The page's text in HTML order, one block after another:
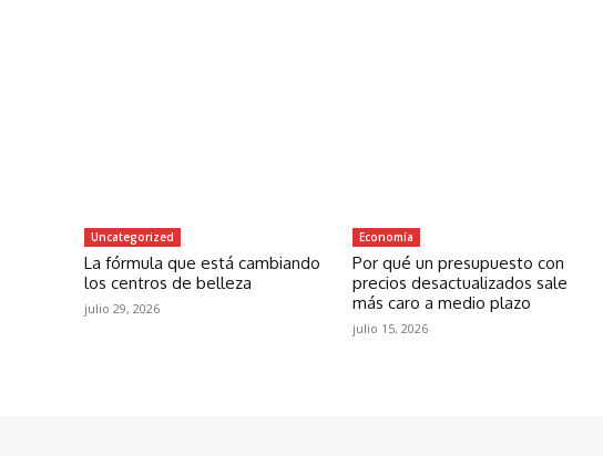
Uncategorized
La fórmula que está cambiando
los centros de belleza
julio 29, 2026
Economía
Por qué un presupuesto con
precios desactualizados sale
más caro a medio plazo
julio 15, 2026